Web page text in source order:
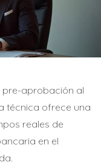
pre-aprobación al
técnica ofrece una
reales de
en el